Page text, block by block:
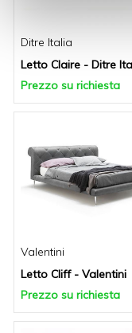
Ditre Italia
Letto Claire - Ditre
Prezzo su richiesta
Valentini
Letto Cliff - Valentini
Prezzo su richiesta